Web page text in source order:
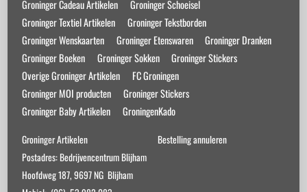
Groninger Cadeau Artikelen
Groninger Schoeisel
Groninger Textiel Artikelen
Groninger Tekstborden
Groninger Wenskaarten
Groninger Etenswaren
Groninger Dranken
Groninger Boeken
Groninger Sokken
Groninger Stickers
Overige Groninger Artikelen
FC Groningen
Groninger MOI producten
Groninger Stickers
Groninger Baby Artikelen
GroningenKado
Groninger Artikelen
Postadres: Bedrijvencentrum Blijham
Hoofdweg 187, 9697 NG Blijham
Bestelling annuleren